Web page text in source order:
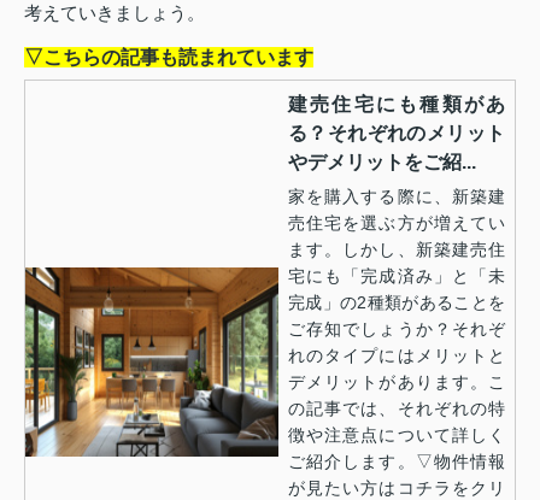
考えていきましょう。
▽こちらの記事も読まれています
建売住宅にも種類があ
る？それぞれのメリット
やデメリットをご紹...
家を購入する際に、新築建
売住宅を選ぶ方が増えてい
ます。しかし、新築建売住
宅にも「完成済み」と「未
完成」の2種類があることを
ご存知でしょうか？それぞ
れのタイプにはメリットと
デメリットがあります。こ
の記事では、それぞれの特
徴や注意点について詳しく
ご紹介します。▽物件情報
が見たい方はコチラをクリ